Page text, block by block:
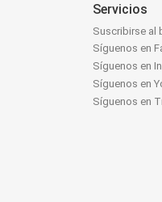
Servicios
Suscribirse al
Síguenos en
Síguenos en
Síguenos en
Síguenos en